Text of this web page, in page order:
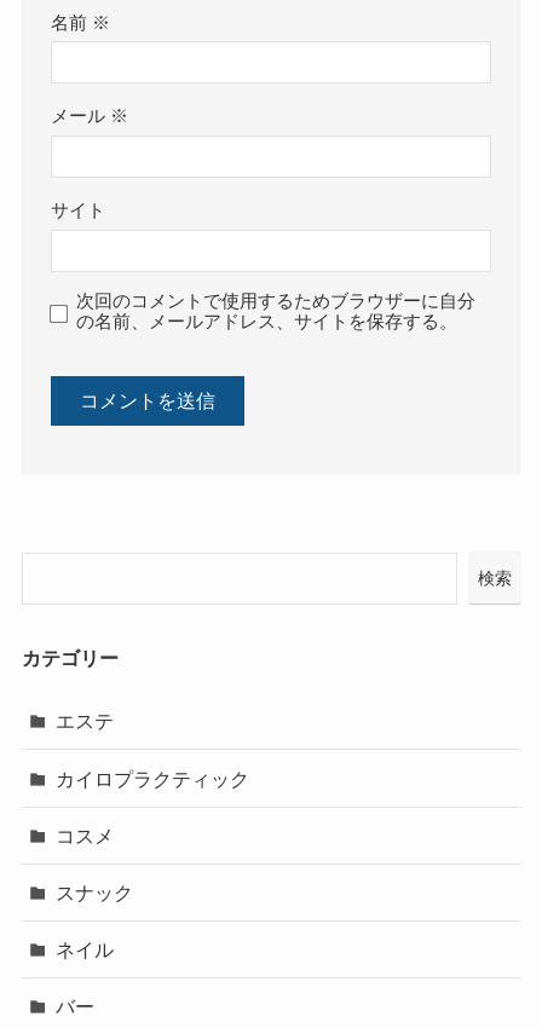
名前 ※
メール ※
サイト
次回のコメントで使用するためブラウザーに自分
の名前、メールアドレス、サイトを保存する。
検索
カテゴリー
エステ
カイロプラクティック
コスメ
スナック
ネイル
バー